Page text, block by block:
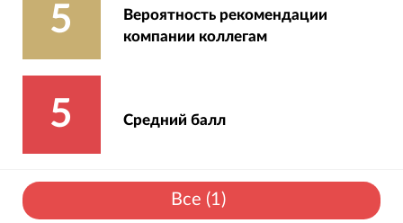
5
Вероятность рекомендации
компании коллегам
5 Средний балл
Все (1)